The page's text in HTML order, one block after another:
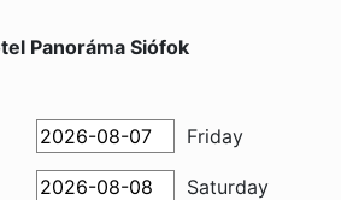
Panoráma Siófok
Friday
Saturday